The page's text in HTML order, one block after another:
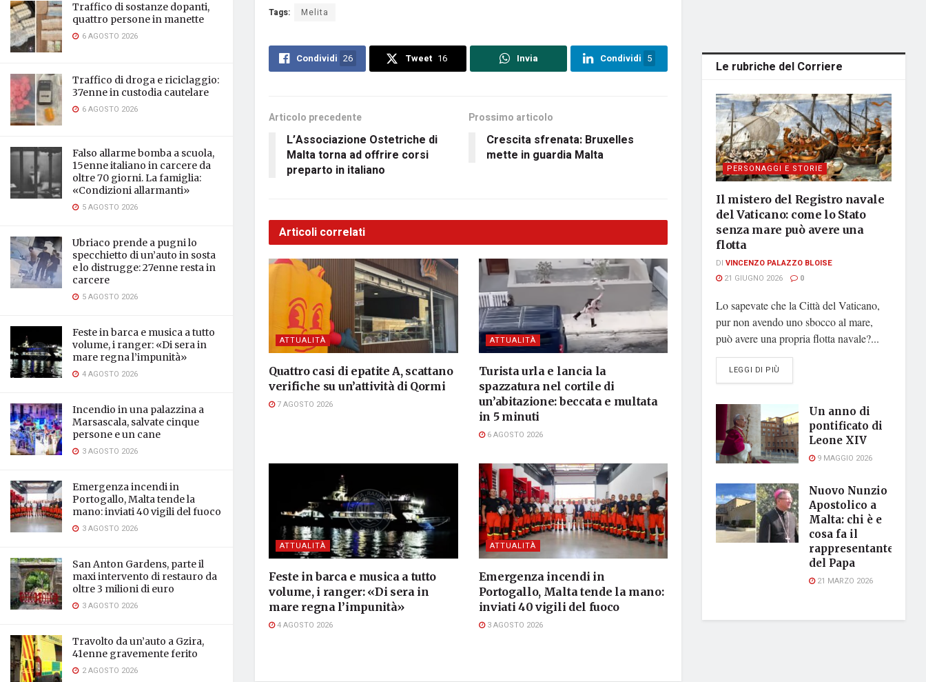
Traffico di sostanze dopanti,
quattro persone in manette
6 AGOSTO 2026
Traffico di droga e riciclaggio:
37enne in custodia cautelare
6 AGOSTO 2026
Falso allarme bomba a scuola,
15enne italiano in carcere da
oltre 70 giorni. La famiglia:
«Condizioni allarmanti»
5 AGOSTO 2026
Ubriaco prende a pugni lo
specchietto di un’auto in sosta
e lo distrugge: 27enne resta in
carcere
5 AGOSTO 2026
Feste in barca e musica a tutto
volume, i ranger: «Di sera in
mare regna l’impunità»
4 AGOSTO 2026
Incendio in una palazzina a
Marsascala, salvate cinque
persone e un cane
3 AGOSTO 2026
Emergenza incendi in
Portogallo, Malta tende la
mano: inviati 40 vigili del fuoco
3 AGOSTO 2026
San Anton Gardens, parte il
maxi intervento di restauro da
oltre 3 milioni di euro
3 AGOSTO 2026
Travolto da un’auto a Gzira,
41enne gravemente ferito
2 AGOSTO 2026
Tags: Melita
Condividi 26 Tweet 16 Invia Condividi 5
Articolo precedente
L’Associazione Ostetriche di
Malta torna ad offrire corsi
preparto in italiano
Prossimo articolo
Crescita sfrenata: Bruxelles
mette in guardia Malta
Articoli correlati
ATTUALITÀ
Quattro casi di epatite A, scattano
verifiche su un’attività di Qormi
7 AGOSTO 2026
ATTUALITÀ
Turista urla e lancia la
spazzatura nel cortile di
un’abitazione: beccata e multata
in 5 minuti
6 AGOSTO 2026
ATTUALITÀ
Feste in barca e musica a tutto
volume, i ranger: «Di sera in
mare regna l’impunità»
4 AGOSTO 2026
ATTUALITÀ
Emergenza incendi in
Portogallo, Malta tende la mano:
inviati 40 vigili del fuoco
3 AGOSTO 2026
Le rubriche del Corriere
PERSONAGGI E STORIE
Il mistero del Registro navale
del Vaticano: come lo Stato
senza mare può avere una
flotta
DI VINCENZO PALAZZO BLOISE
21 GIUGNO 2026
0
Lo sapevate che la Città del Vaticano,
pur non avendo uno sbocco al mare,
può avere una propria flotta navale?...
LEGGI DI PIÙ
Un anno di
pontificato di
Leone XIV
9 MAGGIO 2026
Nuovo Nunzio
Apostolico a
Malta: chi è e
cosa fa il
rappresentante
del Papa
21 MARZO 2026